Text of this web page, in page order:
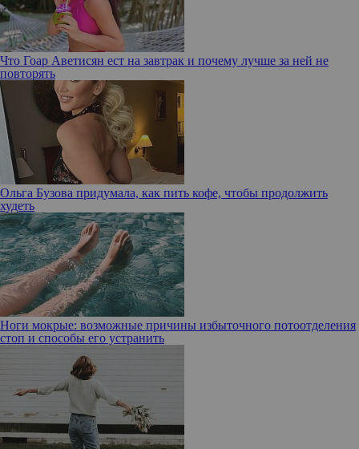
Что Гоар Аветисян ест на завтрак и почему лучше за ней не
повторять
Ольга Бузова придумала, как пить кофе, чтобы продолжить
худеть
Ноги мокрые: возможные причины избыточного потоотделения
стоп и способы его устранить